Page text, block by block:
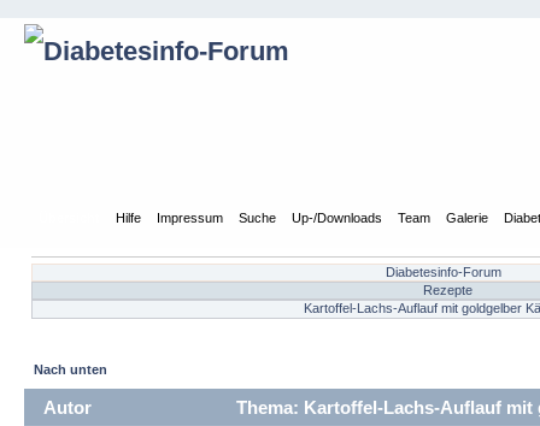
Hilfe Impressum Suche Up-/Downloads Team Galerie
Diabetesinfo-Forum
Rezepte
Kartoffel-Lachs-Auflauf mit goldgelber
Nach unten
Autor Thema: Kartoffel-Lachs-Auflauf mit